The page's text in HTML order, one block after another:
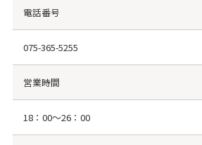
電話番号
075-365-5255
営業時間
18：00〜26：00